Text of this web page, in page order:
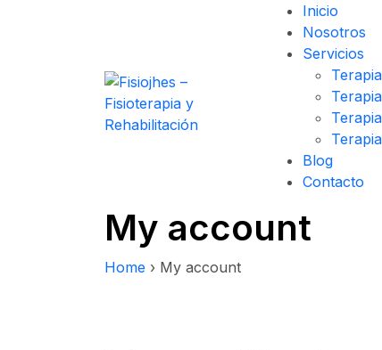
Inicio
Nosotros
Servicios
Blog
Contacto
My account
Home › My account